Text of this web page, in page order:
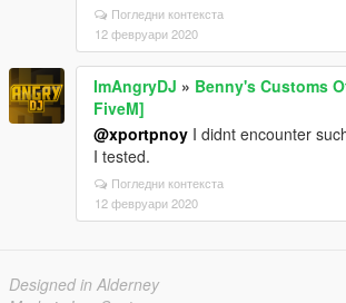
Погледни контекста
12 февруари 2020
ImAngryDJ » Benny's Customs
FiveM]
@xportpnoy I didnt encounter
I tested.
Погледни контекста
12 февруари 2020
Designed in Alderney